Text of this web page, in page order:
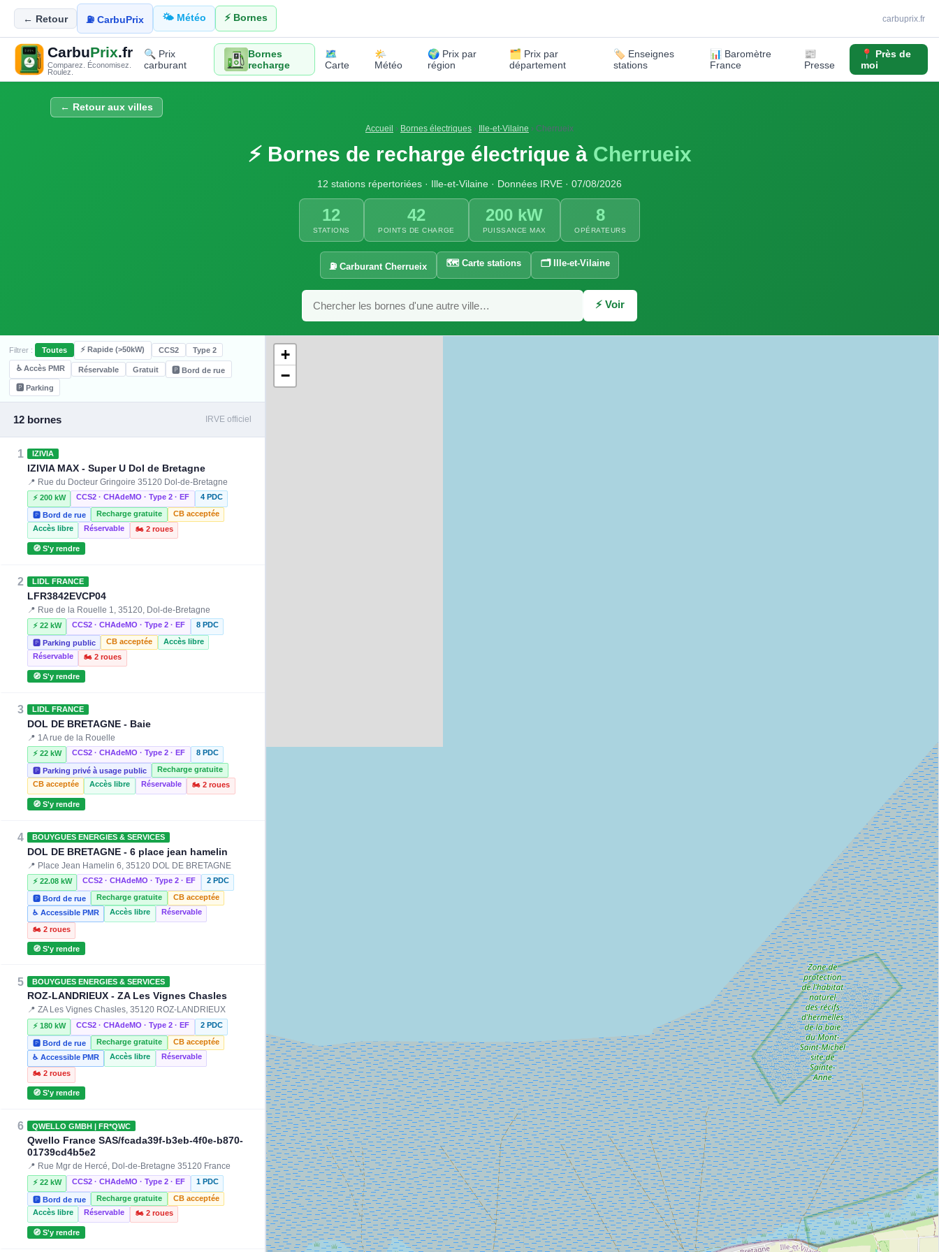
← Retour ⛽ CarbuPrix 🌤️ Météo ⚡ Bornes carbuprix.fr
CarbuPrix.fr
Comparez. Économisez.
Roulez.
🔍 Prix
carburant
Bornes
recharge
🗺️
Carte
🌤️
Météo
🌍 Prix par
région
🗂️ Prix par
département
🏷️ Enseignes
stations
📊 Baromètre
France
📰
Presse
📍 Près de
moi
← Retour aux villes
Accueil › Bornes électriques › Ille-et-Vilaine › Cherrueix
⚡ Bornes de recharge électrique à Cherrueix
12 stations répertoriées · Ille-et-Vilaine · Données IRVE · 07/08/2026
12
STATIONS
42
POINTS DE CHARGE
200 kW
PUISSANCE MAX
8
OPÉRATEURS
⛽ Carburant Cherrueix 🗺️ Carte stations 🗂️ Ille-et-Vilaine
⚡ Voir
Filtrer : Toutes ⚡ Rapide (>50kW) CCS2 Type 2
♿ Accès PMR Réservable Gratuit 🅿️ Bord de rue
🅿️ Parking
12 bornes IRVE officiel
1 IZIVIA
IZIVIA MAX - Super U Dol de Bretagne
📍 Rue du Docteur Gringoire 35120 Dol-de-Bretagne
⚡ 200 kW CCS2 · CHAdeMO · Type 2 · EF 4 PDC
🅿️ Bord de rue Recharge gratuite
CB acceptée
Accès libre
Réservable 🏍️ 2 roues
🧭 S'y rendre
2 LIDL FRANCE
LFR3842EVCP04
📍 Rue de la Rouelle 1, 35120, Dol-de-Bretagne
⚡ 22 kW CCS2 · CHAdeMO · Type 2 · EF 8 PDC
🅿️ Parking public CB acceptée
Accès libre
Réservable
🏍️ 2 roues
🧭 S'y rendre
3 LIDL FRANCE
DOL DE BRETAGNE - Baie
📍 1A rue de la Rouelle
⚡ 22 kW CCS2 · CHAdeMO · Type 2 · EF 8 PDC
🅿️ Parking privé à usage public
Recharge gratuite
CB acceptée
Accès libre Réservable 🏍️ 2 roues
🧭 S'y rendre
4 BOUYGUES ENERGIES & SERVICES
DOL DE BRETAGNE - 6 place jean hamelin
📍 Place Jean Hamelin 6, 35120 DOL DE BRETAGNE
⚡ 22.08 kW CCS2 · CHAdeMO · Type 2 · EF 2 PDC
🅿️ Bord de rue Recharge gratuite
CB acceptée
♿ Accessible PMR
Accès libre Réservable
🏍️ 2 roues
🧭 S'y rendre
5 BOUYGUES ENERGIES & SERVICES
ROZ-LANDRIEUX - ZA Les Vignes Chasles
📍 ZA Les Vignes Chasles, 35120 ROZ-LANDRIEUX
⚡ 180 kW CCS2 · CHAdeMO · Type 2 · EF 2 PDC
🅿️ Bord de rue Recharge gratuite
CB acceptée
♿ Accessible PMR
Accès libre Réservable
🏍️ 2 roues
🧭 S'y rendre
6 QWELLO GMBH | FR*QWC
Qwello France SAS/fcada39f-b3eb-4f0e-b870-
01739cd4b5e2
📍 Rue Mgr de Hercé, Dol-de-Bretagne 35120 France
⚡ 22 kW CCS2 · CHAdeMO · Type 2 · EF 1 PDC
🅿️ Bord de rue Recharge gratuite
CB acceptée
Accès libre
Réservable 🏍️ 2 roues
🧭 S'y rendre
+
−